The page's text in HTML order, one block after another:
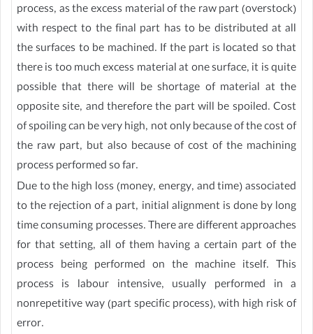
process, as the excess material of the raw part (overstock)
with respect to the final part has to be distributed at all
the surfaces to be machined. If the part is located so that
there is too much excess material at one surface, it is quite
possible that there will be shortage of material at the
opposite site, and therefore the part will be spoiled. Cost
of spoiling can be very high, not only because of the cost of
the raw part, but also because of cost of the machining
process performed so far.
Due to the high loss (money, energy, and time) associated
to the rejection of a part, initial alignment is done by long
time consuming processes. There are different approaches
for that setting, all of them having a certain part of the
process being performed on the machine itself. This
process is labour intensive, usually performed in a
nonrepetitive way (part specific process), with high risk of
error.